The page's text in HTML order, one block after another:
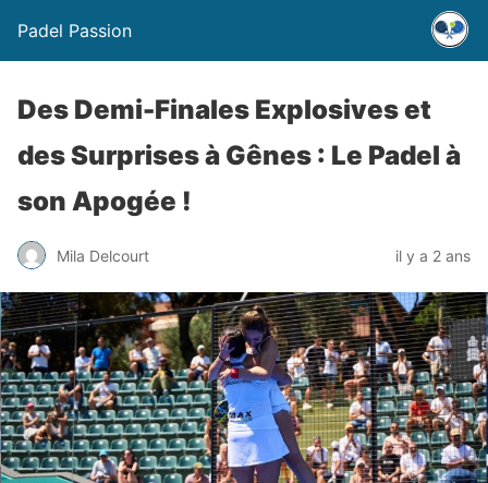
Padel Passion
Des Demi-Finales Explosives et
des Surprises à Gênes : Le Padel à
son Apogée !
Mila Delcourt il y a 2 ans